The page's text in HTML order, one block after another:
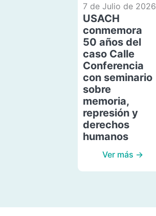
7 de Julio de 2026
USACH
conmemora
50 años del
caso Calle
Conferencia
con seminario
sobre
memoria,
represión y
derechos
humanos
Ver más →